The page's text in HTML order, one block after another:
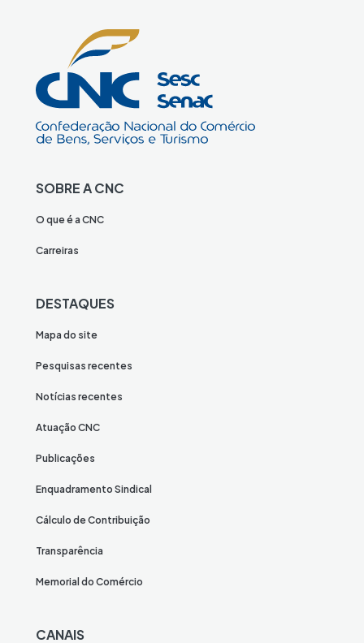
SOBRE A CNC
O que é a CNC
Carreiras
DESTAQUES
Mapa do site
Pesquisas recentes
Notícias recentes
Atuação CNC
Publicações
Enquadramento Sindical
Cálculo de Contribuição
Transparência
Memorial do Comércio
CANAIS